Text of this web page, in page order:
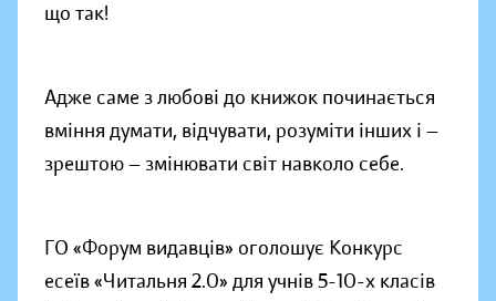
що так!
Адже саме з любові до книжок починається
вміння думати, відчувати, розуміти інших і —
зрештою — змінювати світ навколо себе.
ГО «Форум видавців» оголошує Конкурс
есеїв «Читальня 2.0» для учнів 5-10-х класів